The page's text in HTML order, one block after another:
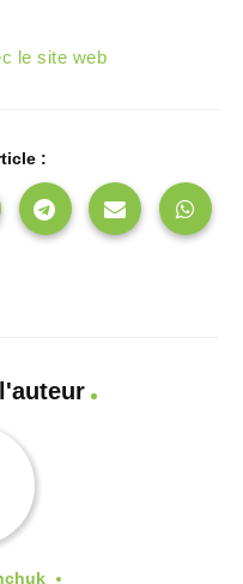
le site web
: